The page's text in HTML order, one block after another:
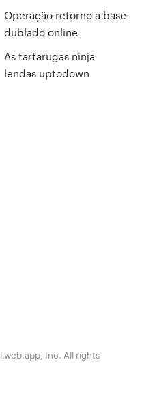
Operação retorno a base
dublado online
As tartarugas ninja
lendas uptodown
Inc. All rights